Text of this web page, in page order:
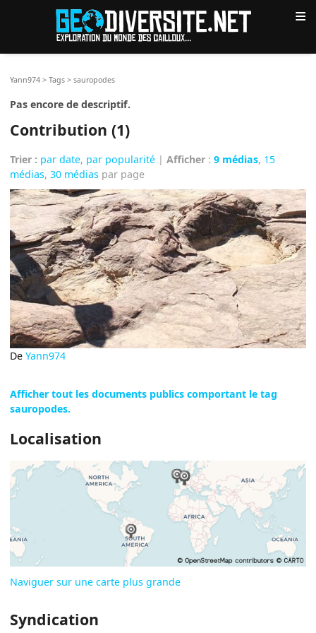
≡
Yann974 >Tags >sauropodes
Pas encore de descriptif.
Contribution (1)
Trier : par date, par popularité |Afficher :9 médias, 15
médias,30 médias par page
DeYann974
Afficher tout les documents publics comportant le tag
sauropodes.
Localisation
Naviguer sur une carte plus grande
Syndication